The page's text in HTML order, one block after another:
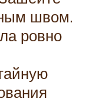
швом.
ровно